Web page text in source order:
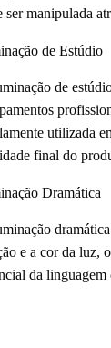
ser manipulada
de Estúdio
de
utilizada
final do
Dramática
e a cor da luz,
da